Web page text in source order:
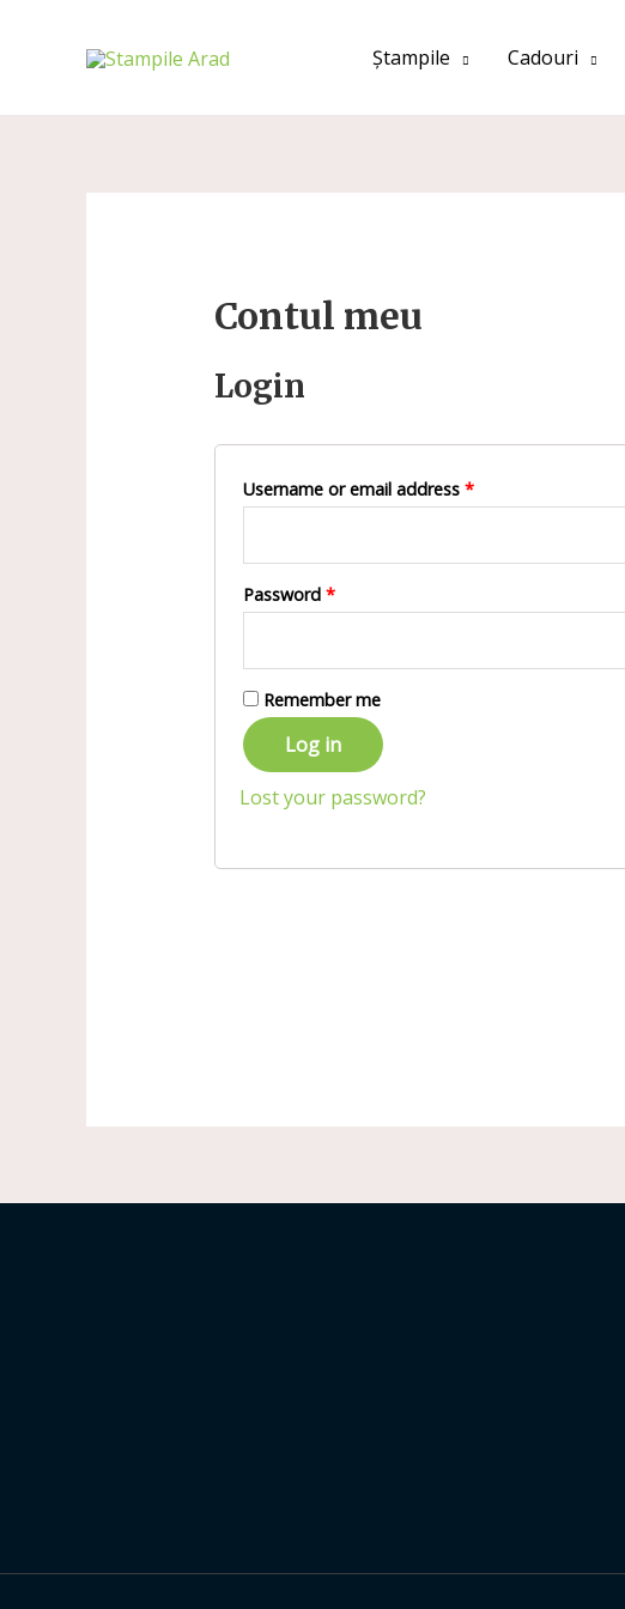
Ștampile Cadouri
Contul meu
Login
Username or email address *
Password *
Remember me
Log in
Lost your password?